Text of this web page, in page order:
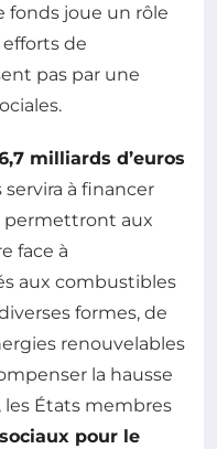
fonds joue un rôle
de
pas par une
milliards d’euros
à financer
permettront aux
face à
aux combustibles
formes, de
renouvelables
la hausse
les États membres
pour le